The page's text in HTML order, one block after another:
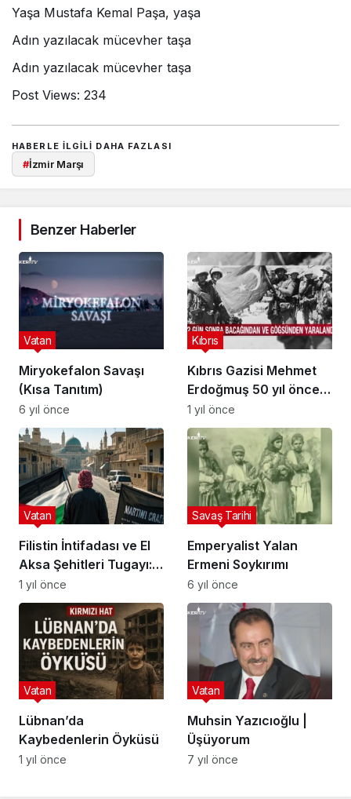
Yaşa Mustafa Kemal Paşa, yaşa
Adın yazılacak mücevher taşa
Adın yazılacak mücevher taşa
Post Views: 234
HABERLE ILGILI DAHA FAZLASI
#İzmir Marşı
Benzer Haberler
Miryokefalon Savaşı
(Kısa Tanıtım)
Vatan
6 yıl önce
Kıbrıs Gazisi Mehmet
Erdoğmuş 50 yıl önce
yaşananları anlattı:
Savaş çıksa yine en
önde giderim
Kıbrıs
1 yıl önce
Filistin İntifadası ve El
Aksa Şehitleri Tugayı:
Orta Doğu’nun Kırmızı
Hatları
Vatan
1 yıl önce
Emperyalist Yalan
Ermeni Soykırımı
Savaş Tarihi
6 yıl önce
Lübnan’da
Kaybedenlerin Öyküsü
Vatan
1 yıl önce
Muhsin Yazıcıoğlu |
Üşüyorum
Vatan
7 yıl önce